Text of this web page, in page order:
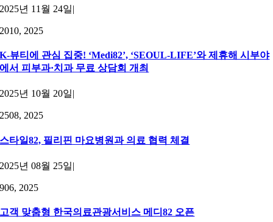
2025년 11월 24일|
2010, 2025
K-뷰티에 관심 집중! ‘Medi82’, ‘SEOUL-LIFE’와 제휴해 시부야
에서 피부과·치과 무료 상담회 개최
2025년 10월 20일|
2508, 2025
스타일82, 필리핀 마요병원과 의료 협력 체결
2025년 08월 25일|
906, 2025
고객 맞춤형 한국의료관광서비스 메디82 오픈